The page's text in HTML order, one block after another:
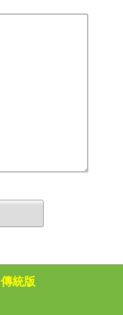
傳統版